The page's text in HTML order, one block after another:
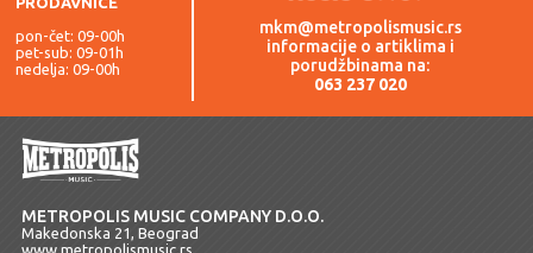
pon-čet: 09-00h
pet-sub: 09-01h
nedelja: 09-00h
mkm@metropolismusic.rs
informacije o artiklima i
porudžbinama na:
063 237 020
METROPOLIS MUSIC COMPANY D.O.O.
Makedonska 21, Beograd
www.metropolismusic.rs